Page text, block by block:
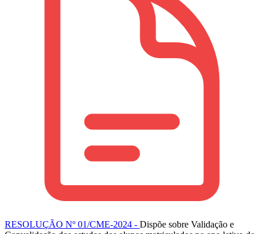
RESOLUÇÃO Nº 01/CME-2024 - Dispõe sobre Validação e